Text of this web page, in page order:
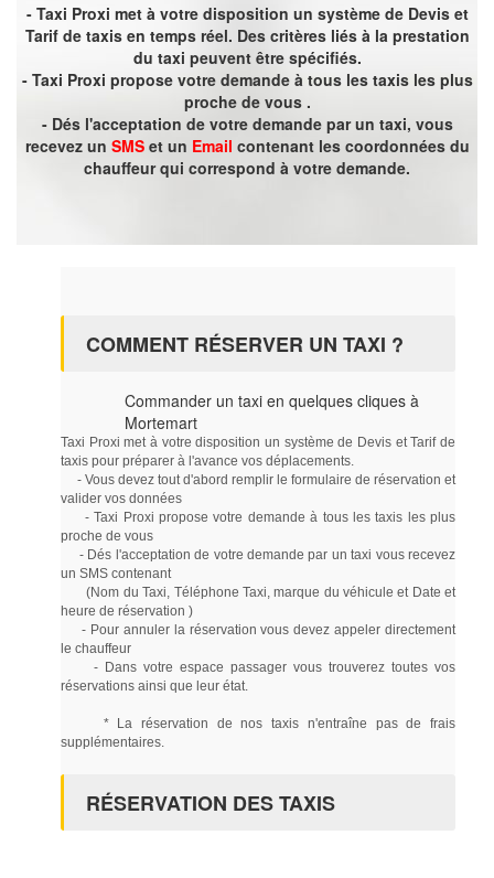
- Taxi Proxi met à votre disposition un système de Devis et
Tarif de taxis en temps réel. Des critères liés à la prestation
du taxi peuvent être spécifiés.
- Taxi Proxi propose votre demande à tous les taxis les plus
proche de vous .
- Dés l'acceptation de votre demande par un taxi, vous
recevez un SMSet un Email contenant les coordonnées du
chauffeur qui correspond à votre demande.
COMMENT RÉSERVER UN TAXI ?
Commander un taxi en quelques cliques à
Mortemart
Taxi Proxi met à votre disposition un système de Devis et Tarif de
taxis pour préparer à l'avance vos déplacements.
- Vous devez tout d'abord remplir le formulaire de réservation et
valider vos données
- Taxi Proxi propose votre demande à tous les taxis les plus
proche de vous
- Dés l'acceptation de votre demande par un taxi vous recevez
un SMS contenant
(Nom du Taxi, Téléphone Taxi, marque du véhicule et Date et
heure de réservation )
- Pour annuler la réservation vous devez appeler directement
le chauffeur
- Dans votre espace passager vous trouverez toutes vos
réservations ainsi que leur état.
* La réservation de nos taxis n'entraîne pas de frais
supplémentaires.
RÉSERVATION DES TAXIS